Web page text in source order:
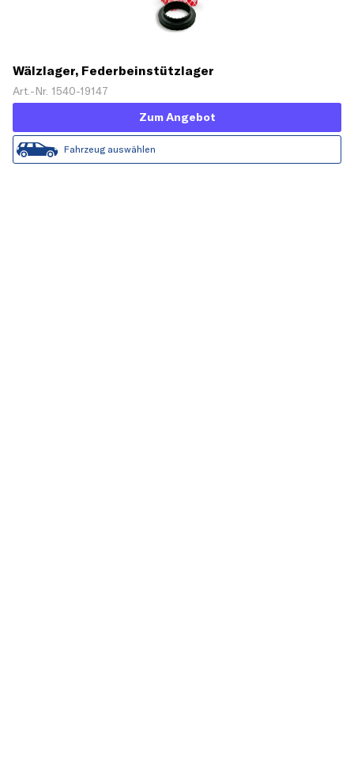
Wälzlager, Federbeinstützlager
Art.-Nr. 1540-19147
Zum Angebot
Fahrzeug auswählen